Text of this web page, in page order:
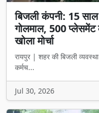
बिजली कंपनी: 15
गोलमाल, 500 प्लेसमेंट
खोला मोर्चा
रायपुर | शहर की बिजली
कर्मच...
Jul 30, 2026